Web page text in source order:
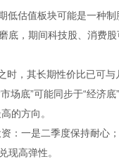
估值板块可能是一种制
底，期间科技股、消
，其长期性价比已可与
场底”可能同步于“经济
的方向。
一是二季度保持耐心
现高弹性。